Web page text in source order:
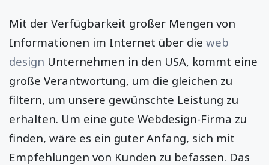
Mit der Verfügbarkeit großer Mengen von
Informationen im Internet über die web
design Unternehmen in den USA, kommt eine
große Verantwortung, um die gleichen zu
filtern, um unsere gewünschte Leistung zu
erhalten. Um eine gute Webdesign-Firma zu
finden, wäre es ein guter Anfang, sich mit
Empfehlungen von Kunden zu befassen. Das